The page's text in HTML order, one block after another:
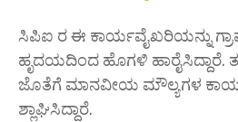
ಸಿಪಿಐ ರ ಈ ಕಾರ್ಯವೈಖರಿಯನ್ನು
ಹೃದಯದಿಂದ ಹೊಗಳಿ ಹಾರೈಸಿದ್ದಾರೆ.
ಜೊತೆಗೆ ಮಾನವೀಯ ಮೌಲ್ಯಗಳ
ಶ್ಲಾಘಿಸಿದ್ದಾರೆ.